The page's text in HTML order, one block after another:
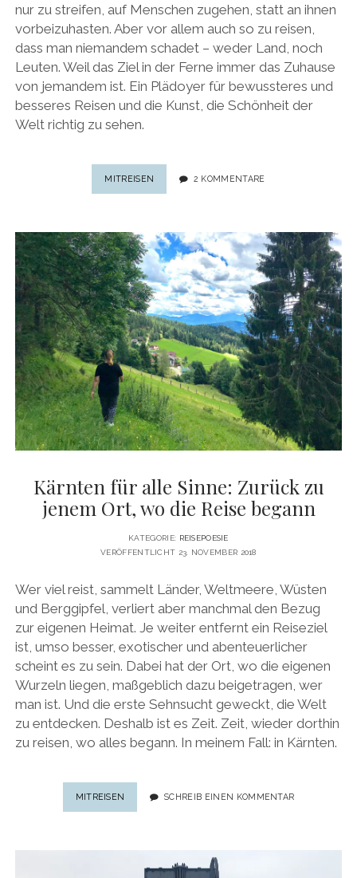
nur zu streifen, auf Menschen zugehen, statt an ihnen
vorbeizuhasten. Aber vor allem auch so zu reisen,
dass man niemandem schadet – weder Land, noch
Leuten. Weil das Ziel in der Ferne immer das Zuhause
von jemandem ist. Ein Plädoyer für bewussteres und
besseres Reisen und die Kunst, die Schönheit der
Welt richtig zu sehen.
MITREISEN REISEVORSÄTZE
2019:
UM
2019
NOCH
BEWUSSTER
UND
BESSER
ZU
REISEN
2 KOMMENTARE
Kärnten für alle Sinne: Zurück zu
jenem Ort, wo die Reise begann
KATEGORIE: REISEPOESIE
VERÖFFENTLICHT 23. NOVEMBER 2018
Wer viel reist, sammelt Länder, Weltmeere, Wüsten
und Berggipfel, verliert aber manchmal den Bezug
zur eigenen Heimat. Je weiter entfernt ein Reiseziel
ist, umso besser, exotischer und abenteuerlicher
scheint es zu sein. Dabei hat der Ort, wo die eigenen
Wurzeln liegen, maßgeblich dazu beigetragen, wer
man ist. Und die erste Sehnsucht geweckt, die Welt
zu entdecken. Deshalb ist es Zeit. Zeit, wieder dorthin
zu reisen, wo alles begann. In meinem Fall: in Kärnten.
MITREISEN
KÄRNTEN
FÜR
SCHREIB EINEN KOMMENTAR